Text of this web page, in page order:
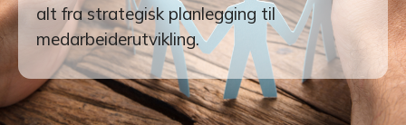
alt fra strategisk planlegging til
medarbeiderutvikling.